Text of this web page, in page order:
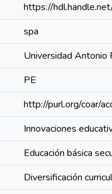
https://
spa
Universidad Antonio
PE
http://purl.org/coar/
Innovaciones
Educación básica
Diversificación